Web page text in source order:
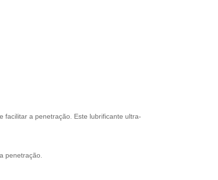
facilitar a penetração. Este lubrificante ultra-
penetração.